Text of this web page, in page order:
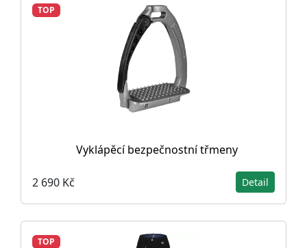
TOP
Vyklápěcí bezpečnostní třmeny
2 690 Kč Detail
TOP